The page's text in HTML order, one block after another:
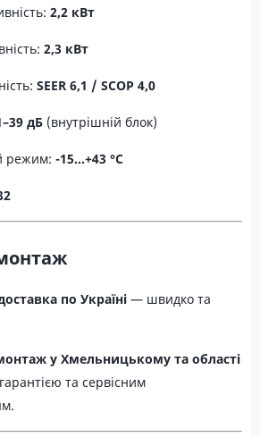
2,2 кВт
2,3 кВт
SEER 6,1 / SCOP 4,0
дБ (внутрішній блок)
режим: -15…+43 °C
по Україні — швидко та
у Хмельницькому та області
та сервісним